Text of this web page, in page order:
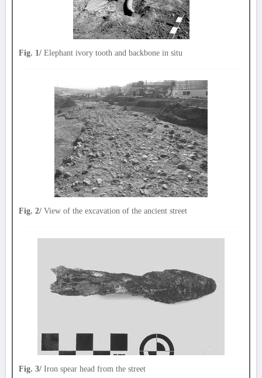
Fig. 1/ Elephant ivory tooth and backbone in situ
Fig. 2/ View of the excavation of the ancient street
Fig. 3/ Iron spear head from the street